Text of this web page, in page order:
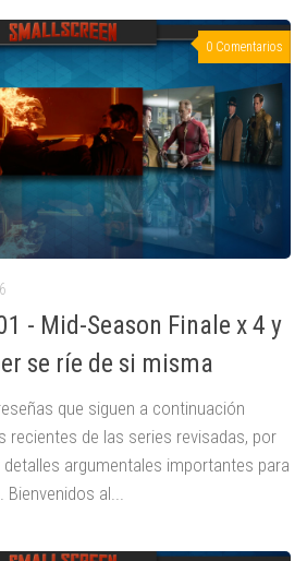
0 Comentarios
- Mid-Season Finale x 4 y
se ríe de si misma
que siguen a continuación
de las series revisadas, por
argumentales importantes para
Bienvenidos al...